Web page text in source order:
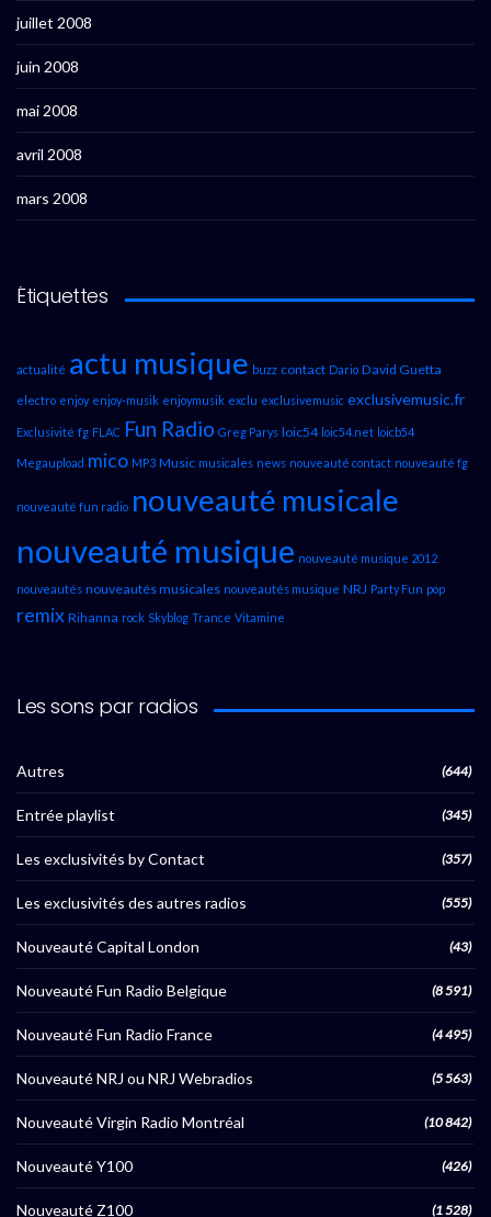
juillet 2008
juin 2008
mai 2008
avril 2008
mars 2008
Étiquettes
actualité actu musique buzz contact Dario David Guetta
electro enjoy enjoy-musik enjoymusik exclu exclusivemusic exclusivemusic.fr
Exclusivité fg FLAC Fun Radio Greg Parys loic54 loic54.net loicb54
Megaupload mico MP3 Music musicales news nouveauté contact nouveauté fg
nouveauté fun radio nouveauté musicale
nouveauté musique nouveauté musique 2012
nouveautés nouveautés musicales nouveautés musique NRJ Party Fun pop
remix Rihanna rock Skyblog Trance Vitamine
Les sons par radios
Autres (644)
Entrée playlist (345)
Les exclusivités by Contact (357)
Les exclusivités des autres radios (555)
Nouveauté Capital London (43)
Nouveauté Fun Radio Belgique (8 591)
Nouveauté Fun Radio France (4 495)
Nouveauté NRJ ou NRJ Webradios (5 563)
Nouveauté Virgin Radio Montréal (10 842)
Nouveauté Y100 (426)
Nouveauté Z100 (1 528)